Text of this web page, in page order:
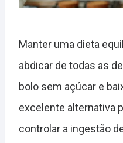
Manter uma dieta
abdicar de todas as
bolo sem açúcar e
excelente alternativa
controlar a ingestão